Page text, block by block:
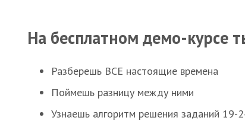
На бесплатном демо-курсе
Разберешь ВСЕ настоящие времена
Поймешь разницу между ними
Узнаешь алгоритм решения заданий 19-